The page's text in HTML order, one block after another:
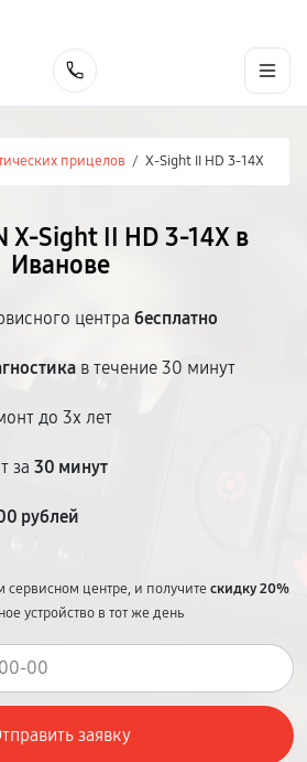
прицелов / X-Sight II HD 3-14X
X-Sight II HD 3-14X в
Иванове
центра бесплатно
в течение 30 минут
до 3х лет
за 30 минут
рублей
центре, и получитескидку 20%
устройство в тот же день